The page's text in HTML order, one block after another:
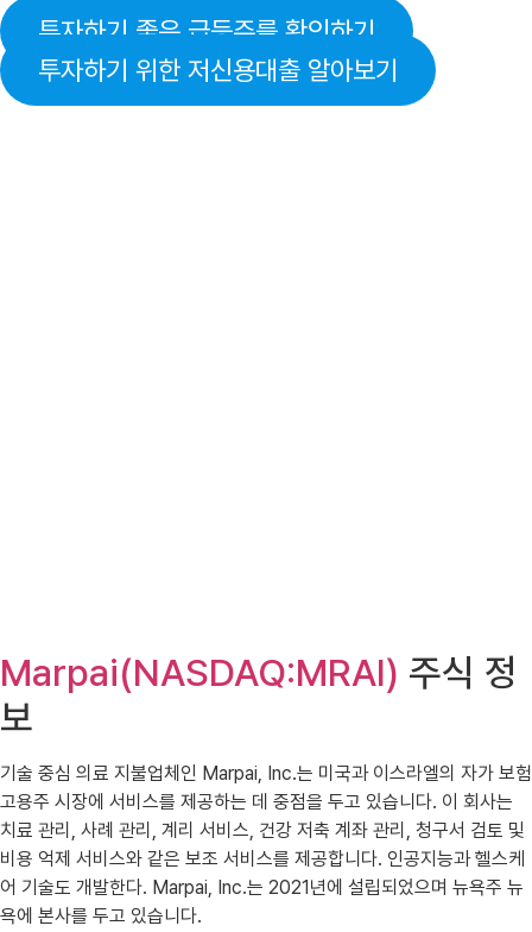
투자하기 좋은 급등주를 확인하기
투자하기 위한 저신용대출 알아보기
Marpai(NASDAQ:MRAI) 주식 정
보
기술 중심 의료 지불업체인 Marpai, Inc.는 미국과 이스라엘의 자가 보험
고용주 시장에 서비스를 제공하는 데 중점을 두고 있습니다. 이 회사는
치료 관리, 사례 관리, 계리 서비스, 건강 저축 계좌 관리, 청구서 검토 및
비용 억제 서비스와 같은 보조 서비스를 제공합니다. 인공지능과 헬스케
어 기술도 개발한다. Marpai, Inc.는 2021년에 설립되었으며 뉴욕주 뉴
욕에 본사를 두고 있습니다.